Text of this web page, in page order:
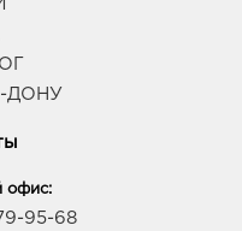
г Воронеж, ул
310.0 руб.
ДОНУ
офис:
95-68